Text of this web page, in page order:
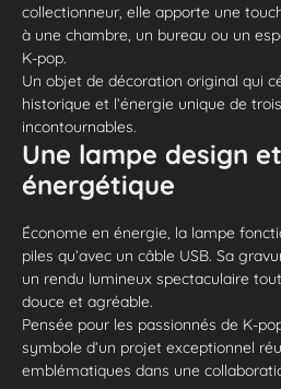
collectionneur, elle apporte une
à une chambre, un bureau ou un
K-pop.
Un objet de décoration original qui
historique et l’énergie unique de
incontournables.
Une lampe design
énergétique
Économe en énergie, la lampe
piles qu’avec un câble USB. Sa
un rendu lumineux spectaculaire
douce et agréable.
Pensée pour les passionnés de K-
symbole d’un projet exceptionnel
emblématiques dans une